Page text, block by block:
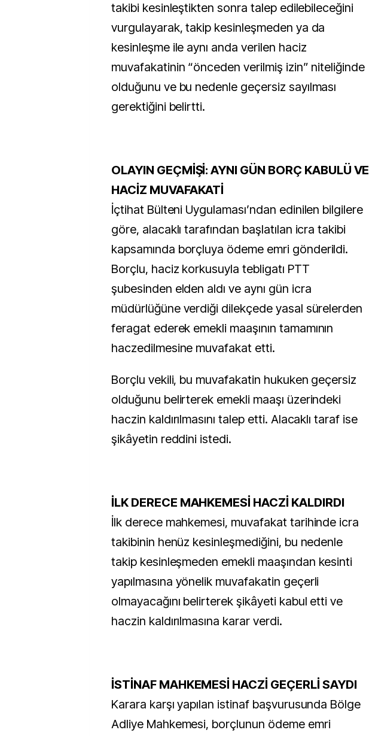
takibi kesinleştikten sonra talep edilebileceğini
vurgulayarak, takip kesinleşmeden ya da
kesinleşme ile aynı anda verilen haciz
muvafakatinin “önceden verilmiş izin” niteliğinde
olduğunu ve bu nedenle geçersiz sayılması
gerektiğini belirtti.
OLAYIN GEÇMİŞİ: AYNI GÜN BORÇ KABULÜ VE
HACİZ MUVAFAKATİ
İçtihat Bülteni Uygulaması’ndan edinilen bilgilere
göre, alacaklı tarafından başlatılan icra takibi
kapsamında borçluya ödeme emri gönderildi.
Borçlu, haciz korkusuyla tebligatı PTT
şubesinden elden aldı ve aynı gün icra
müdürlüğüne verdiği dilekçede yasal sürelerden
feragat ederek emekli maaşının tamamının
haczedilmesine muvafakat etti.
Borçlu vekili, bu muvafakatin hukuken geçersiz
olduğunu belirterek emekli maaşı üzerindeki
haczin kaldırılmasını talep etti. Alacaklı taraf ise
şikâyetin reddini istedi.
İLK DERECE MAHKEMESİ HACZİ KALDIRDI
İlk derece mahkemesi, muvafakat tarihinde icra
takibinin henüz kesinleşmediğini, bu nedenle
takip kesinleşmeden emekli maaşından kesinti
yapılmasına yönelik muvafakatin geçerli
olmayacağını belirterek şikâyeti kabul etti ve
haczin kaldırılmasına karar verdi.
İSTİNAF MAHKEMESİ HACZİ GEÇERLİ SAYDI
Karara karşı yapılan istinaf başvurusunda Bölge
Adliye Mahkemesi, borçlunun ödeme emri